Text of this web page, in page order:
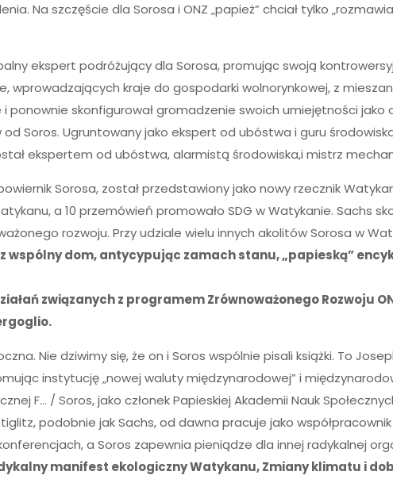
Na szczęście dla Sorosa i ONZ „papież” chciał tylko
ekspert podróżujący dla Sorosa, promując swoją
kraje do gospodarki wolnorynkowej, z
ponownie skonfigurował gromadzenie swoich umiejętności jako
Soros. Ugruntowany jako ekspert od ubóstwa i guru
ekspertem od ubóstwa, alarmistą środowiska,i mistrz
Sorosa, został przedstawiony jako nowy rzecznik
a 10 przemówień promowało SDG w Watykanie. Sachs
rozwoju. Przy udziale wielu innych akolitów Sorosa w
wspólny dom, antycypując zamach stanu, „papieską”
związanych z programem Zrównoważonego Rozwoju
Nie dziwimy się, że on i Soros wspólnie pisali książki. To
instytucję „nowej waluty międzynarodowej” i
F… / Soros, jako członek Papieskiej Akademii Nauk
podobnie jak Sachs, od dawna pracuje jako
a Soros zapewnia pieniądze dla innej radykalnej
manifest ekologiczny Watykanu, Zmiany klimatu i